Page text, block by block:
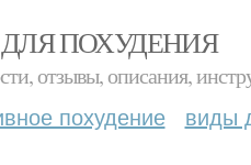
ПОХУДЕНИЯ
отзывы, описания,
похудение виды